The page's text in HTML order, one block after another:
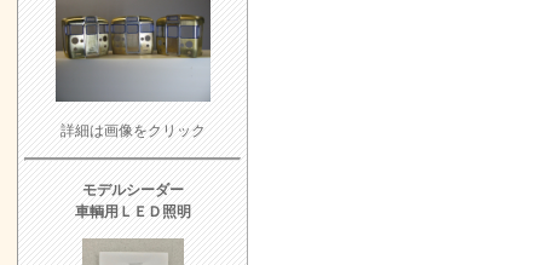
詳細は画像をクリック
モデルシーダー
車輌用ＬＥＤ照明